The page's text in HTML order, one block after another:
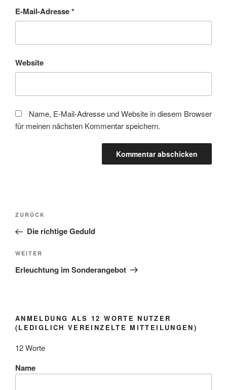
E-Mail-Adresse*
Website
Name, E-Mail-Adresse und Website in diesem Browser
für meinen nächsten Kommentar speichern.
Beitragsnavigation
Vorheriger
Beitrag
ZURÜCK
Die richtige Geduld
Nächster
Beitrag
WEITER
Erleuchtung im Sonderangebot
ANMELDUNG ALS 12 WORTE NUTZER
(LEDIGLICH VEREINZELTE MITTEILUNGEN)
12 Worte
Name